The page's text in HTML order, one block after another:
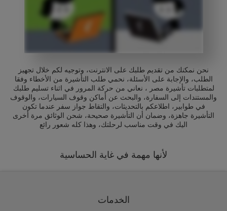
نحن نمكنك من تقديم طلبك على الانترنت، وتوجيه لكم خلال تجهيز
الطلب، والإجابة على الأسئلة، نحمي طلب التأشيرة من الأخطاء وفقا
لمتطلبات تأشيرة مصر ، نعاني من حركة المرور في اثناء تسليم طلبك
والمستندات إلى السفارة، والبحث عن أماكن وقوف السيارات، والوقوف
في طوابير، اطلاعكم بالتحديثات، والتقاط جواز سفر عندما تكون
التأشيرة جاهزة، وضمان أن التأشيرة صحيحة، شحن الوثائق مرة أخرى
اليك في وقت مناسب لرحلتك، وهذا كله شعور رائع
لأنها مهمة في غاية الحساسية
الخدمات